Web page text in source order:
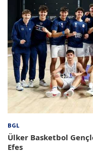
BGL
Ülker Basketbol
Efes